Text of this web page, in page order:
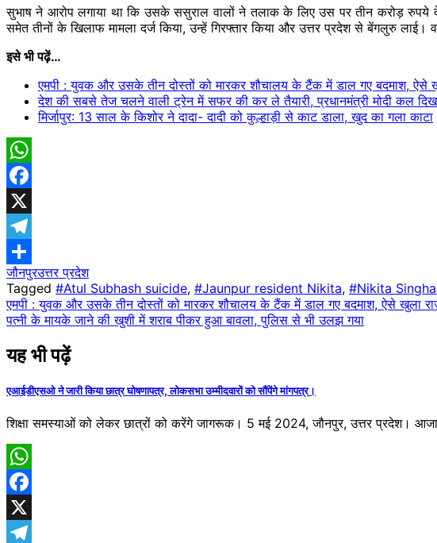
सुभाष ने आरोप लगाया था कि उसके ससुराल वालों ने तलाक के लिए उस पर तीनकरोड़रुपये
समेत तीनों के खिलाफ मामला दर्ज किया, उन्हें गिरफ्तार किया और उत्तर प्रदेश से बेंगलुरु
इसे भी पढ़ें…
एमपी : युवक और उसके तीन दोस्तों को मारकर शौचालय के टैंक में डाल गए बदमाश, ऐसे
देश की सबसे तेज चलने वाली ट्रेन में सफर की कर ले तैयारी, प्रधानमंत्री मोदी कल
मिर्जापुर: 13 साल के किशोर ने दादा- दादी को कुल्हाड़ी से काट डाला, खुद का गला काटा
WhatsApp
Facebook
X
Telegram
Share
जौनपुरउत्तर प्रदेश
Tagged #Atul Subhash suicide, #Jaunpur resident Nikita, #Nikita
Post
navigation
एमपी : युवक और उसके तीन दोस्तों को मारकर शौचालय के टैंक में डाल गए बदमाश, ऐसे खुला
पत्नी के मायके जाने की खुशी में शराब पीकर हुआ बावला, पुलिस से भी उलझ गया
यह भी पढ़ें
एआईडीएसओ ने जारी किया छात्र घोषणापत्र, लोकसभा उम्मीदवारों को सौंपेंगे मांगपत्र।
शिक्षा समस्याओं को लेकर छात्रों को करेंगे जागरूक। 5 मई 2024, जौनपुर, उत्तर प्रदेश।
WhatsApp
Facebook
X